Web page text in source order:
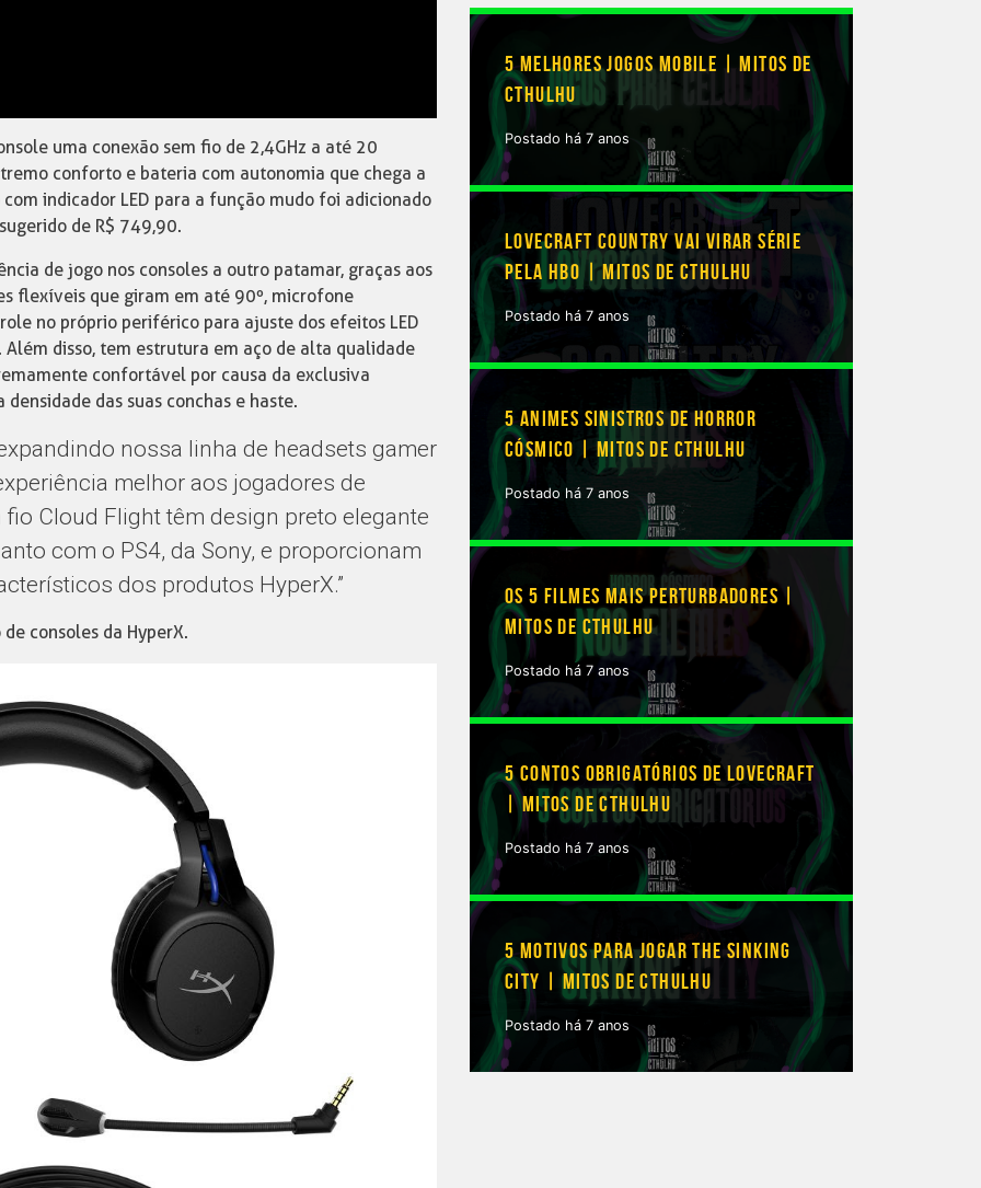
uma conexão sem fio de 2,4GHz a até 20
conforto e bateria com autonomia que chega a
indicador LED para a função mudo foi adicionado
de R$ 749,90.
de jogo nos consoles a outro patamar, graças aos
flexíveis que giram em até 90º, microfone
no próprio periférico para ajuste dos efeitos LED
disso, tem estrutura em aço de alta qualidade
confortável por causa da exclusiva
das suas conchas e haste.
nossa linha de headsets gamer
melhor aos jogadores de
Cloud Flight têm design preto elegante
com o PS4, da Sony, e proporcionam
dos produtos HyperX.”
consoles da HyperX.
5 MELHORES JOGOS MOBILE | MITOS DE
CTHULHU
Postado há 7 anos
LOVECRAFT COUNTRY VAI VIRAR SÉRIE
PELA HBO | MITOS DE CTHULHU
Postado há 7 anos
5 ANIMES SINISTROS DE HORROR
CÓSMICO | MITOS DE CTHULHU
Postado há 7 anos
OS 5 FILMES MAIS PERTURBADORES |
MITOS DE CTHULHU
Postado há 7 anos
5 CONTOS OBRIGATÓRIOS DE LOVECRAFT
| MITOS DE CTHULHU
Postado há 7 anos
5 MOTIVOS PARA JOGAR THE SINKING
CITY | MITOS DE CTHULHU
Postado há 7 anos